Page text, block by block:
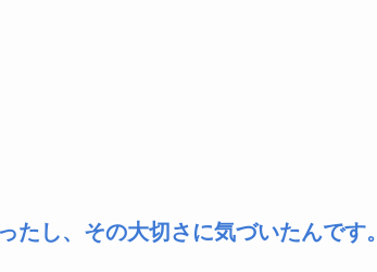
たし、その大切さに気づいたんです。